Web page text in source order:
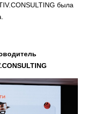
была